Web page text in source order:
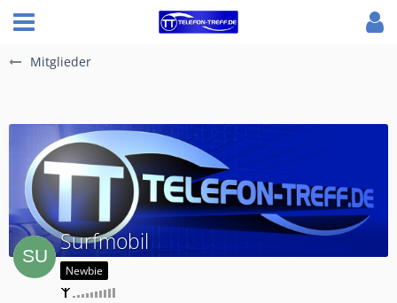
Mitglieder
Surfmobil
Newbie